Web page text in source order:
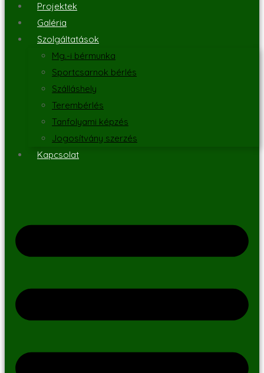
Projektek
Galéria
Szolgáltatások
Mg.-i bérmunka
Sportcsarnok bérlés
Szálláshely
Terembérlés
Tanfolyami képzés
Jogosítvány szerzés
Kapcsolat